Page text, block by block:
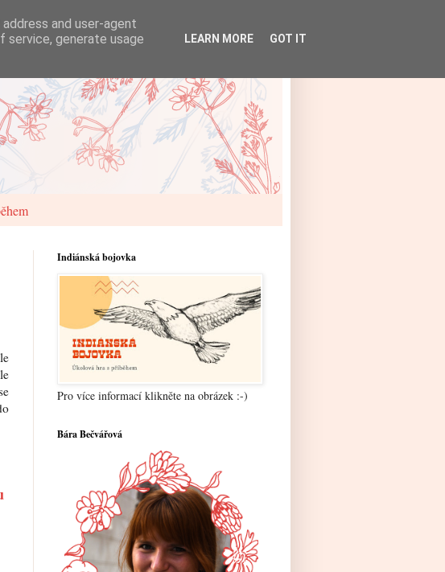
Indiánská bojovka
Pro více informací klikněte na obrázek :-)
Bára Bečvářová
and user-agent
service, generate usage
LEARN MORE GOT IT